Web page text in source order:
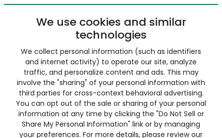
We use cookies and similar
technologies
We collect personal information (such as identifiers
and internet activity) to operate our site, analyze
traffic, and personalize content and ads. This may
involve the "sharing" of your personal information with
third parties for cross-context behavioral advertising.
You can opt out of the sale or sharing of your personal
information at any time by clicking the "Do Not Sell or
Share My Personal Information" link or by managing
your preferences. For more details, please review our